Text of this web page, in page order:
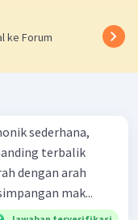
ke Forum
sederhana,
simpangan mak...